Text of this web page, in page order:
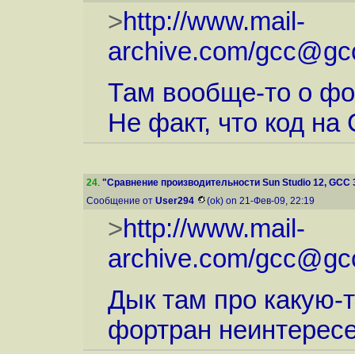
>http://www.mail-
archive.com/
Там вообще-то о
Не факт, что код на
24. "Сравнение производительности Sun Studio 12, GCC
Сообщение от User294 (ok) on 21-Фев-09, 22:19
>http://www.mail-
archive.com/
Дык там про какую-
фортран